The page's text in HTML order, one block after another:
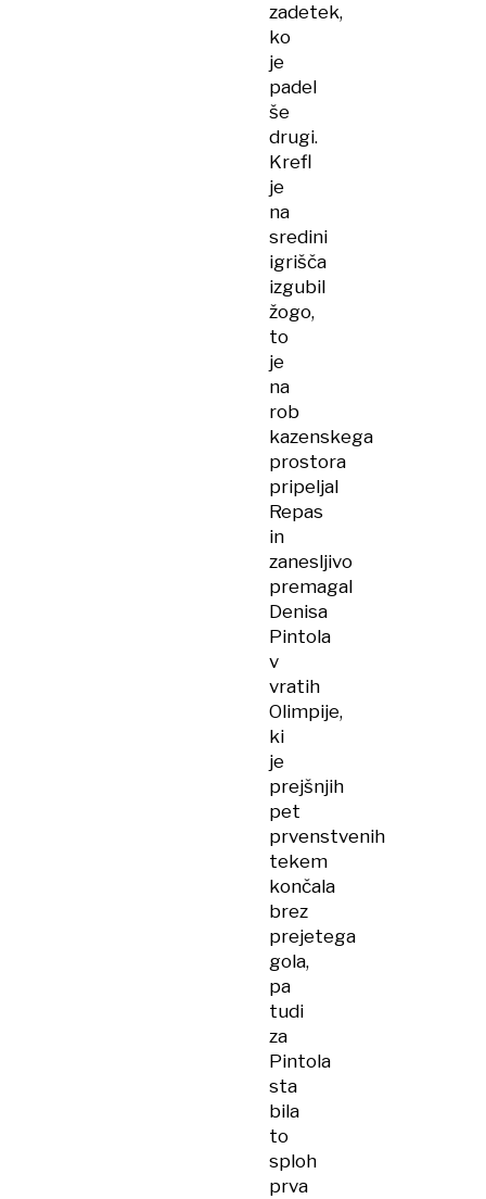
zadetek,
ko
je
padel
še
drugi.
Krefl
je
na
sredini
igrišča
izgubil
žogo,
to
je
na
rob
kazenskega
prostora
pripeljal
Repas
in
zanesljivo
premagal
Denisa
Pintola
v
vratih
Olimpije,
ki
je
prejšnjih
pet
prvenstvenih
tekem
končala
brez
prejetega
gola,
pa
tudi
za
Pintola
sta
bila
to
sploh
prva